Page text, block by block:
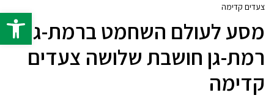
פתח
צעדים קדימה
מסע לעולם השחמט ברמת-גן
רמת-גן חושבת שלושה צעדים
קדימה